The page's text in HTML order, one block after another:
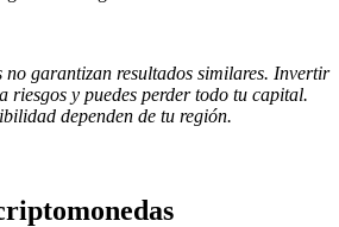
no garantizan resultados similares. Invertir
riesgos y puedes perder todo tu capital.
dependen de tu región.